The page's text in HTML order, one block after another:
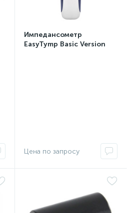
Импедансометр
EasyTymp Basic Version
Цена по запросу